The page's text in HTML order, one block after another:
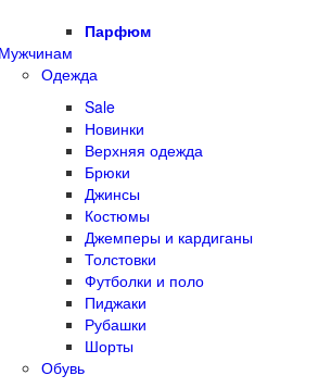
Парфюм
Мужчинам
Одежда
Sale
Новинки
Верхняя одежда
Брюки
Джинсы
Костюмы
Джемперы и кардиганы
Толстовки
Футболки и поло
Пиджаки
Рубашки
Шорты
Обувь